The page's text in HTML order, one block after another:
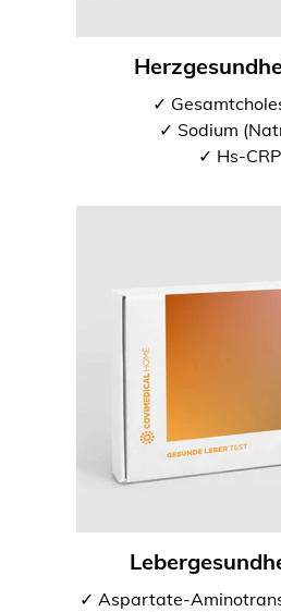
✓
✓ Sodium
✓ Hs-CRP
✓ Aspartate-